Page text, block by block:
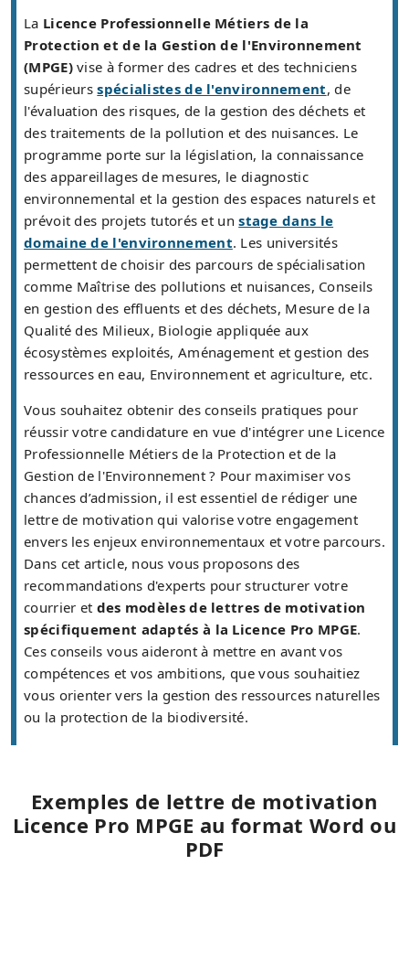
La Licence Professionnelle Métiers de la
Protection et de la Gestion de l'Environnement
(MPGE)vise à former des cadres et des techniciens
supérieursspécialistes de l'environnement, de
l'évaluation des risques, de la gestion des déchets et
des traitements de la pollution et des nuisances. Le
programme porte sur la législation, la connaissance
des appareillages de mesures, le diagnostic
environnemental et la gestion des espaces naturels et
prévoit des projets tutorés et unstage dans le
domaine de l'environnement. Les universités
permettent de choisir des parcours de spécialisation
comme Maîtrise des pollutions et nuisances, Conseils
en gestion des effluents et des déchets, Mesure de la
Qualité des Milieux, Biologie appliquée aux
écosystèmes exploités, Aménagement et gestion des
ressources en eau, Environnement et agriculture, etc.
Vous souhaitez obtenir des conseils pratiques pour
réussir votre candidature en vue d'intégrer une Licence
Professionnelle Métiers de la Protection et de la
Gestion de l'Environnement ? Pour maximiser vos
chances d’admission, il est essentiel de rédiger une
lettre de motivation qui valorise votre engagement
envers les enjeux environnementaux et votre parcours.
Dans cet article, nous vous proposons des
recommandations d'experts pour structurer votre
courrier et des modèles de lettres de motivation
spécifiquement adaptés à la Licence Pro MPGE.
Ces conseils vous aideront à mettre en avant vos
compétences et vos ambitions, que vous souhaitiez
vous orienter vers la gestion des ressources naturelles
ou la protection de la biodiversité.
Exemples de lettre de motivation
Licence Pro MPGE au format Word ou
PDF